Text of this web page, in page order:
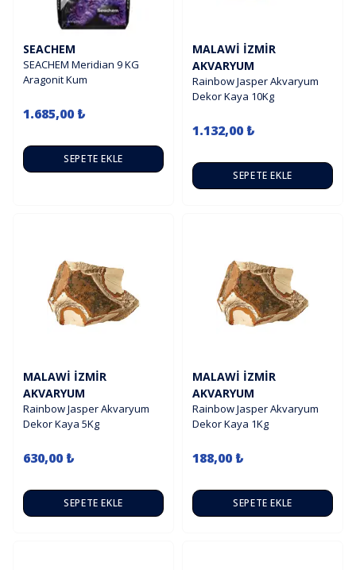
SEACHEM
SEACHEM Meridian 9 KG
Aragonit Kum
1.685,00 ₺
SEPETE EKLE
MALAWI İZMIR
AKVARYUM
Rainbow Jasper Akvaryum
Dekor Kaya 10Kg
1.132,00 ₺
SEPETE EKLE
MALAWI İZMIR
AKVARYUM
Rainbow Jasper Akvaryum
Dekor Kaya 5Kg
630,00 ₺
SEPETE EKLE
MALAWI İZMIR
AKVARYUM
Rainbow Jasper Akvaryum
Dekor Kaya 1Kg
188,00 ₺
SEPETE EKLE